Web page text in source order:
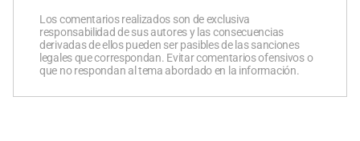
Los comentarios realizados son de exclusiva
responsabilidad de sus autores y las consecuencias
derivadas de ellos pueden ser pasibles de las sanciones
legales que correspondan. Evitar comentarios ofensivos o
que no respondan al tema abordado en la información.